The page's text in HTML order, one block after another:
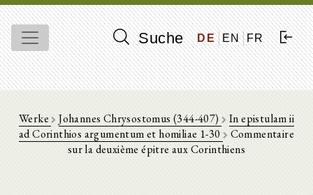
Suche DE EN FR
Werke Johannes Chrysostomus (344-407) In epistulam ii
ad Corinthios argumentum et homiliae 1-30
Commentaire
sur la deuxième épitre aux Corinthiens